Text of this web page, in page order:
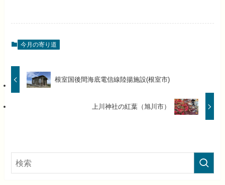
今月の寄り道
根室国後間海底電信線陸揚施設(根室市)
上川神社の紅葉（旭川市）